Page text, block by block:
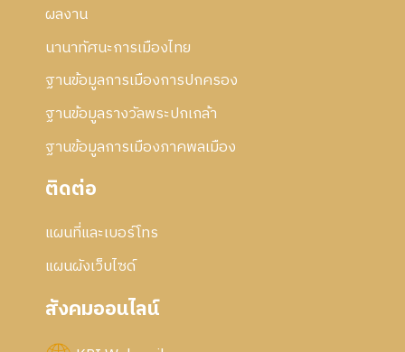
ผลงาน
นานาทัศนะการเมืองไทย
ฐานข้อมูลการเมืองการปกครอง
ฐานข้อมูลรางวัลพระปกเกล้า
ฐานข้อมูลการเมืองภาคพลเมือง
ติดต่อ
แผนที่และเบอร์โทร
แผนผังเว็บไซด์
สังคมออนไลน์